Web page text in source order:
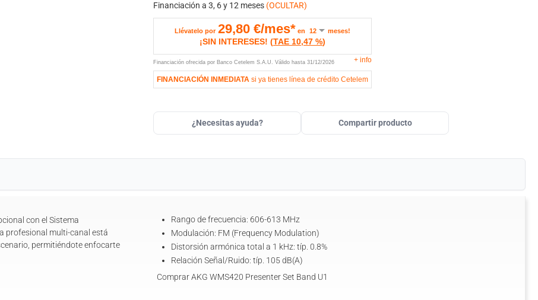
Financiación a 3, 6 y 12 meses (OCULTAR)
Llévatelo por 29,80 €/mes* en meses!
¡SIN INTERESES! (TAE 10,47 %)
Financiación ofrecida por Banco Cetelem S.A.U. Válido hasta 31/12/2026 + info
FINANCIACIÓN INMEDIATA si ya tienes línea de crédito Cetelem
¿Necesitas ayuda? Compartir producto
con el Sistema
profesional multi-canal está
permitiéndote enfocarte
Rango de frecuencia: 606-613 MHz
Modulación: FM (Frequency Modulation)
Distorsión armónica total a 1 kHz: típ. 0.8%
Relación Señal/Ruido: típ. 105 dB(A)
Comprar AKG WMS420 Presenter Set Band U1